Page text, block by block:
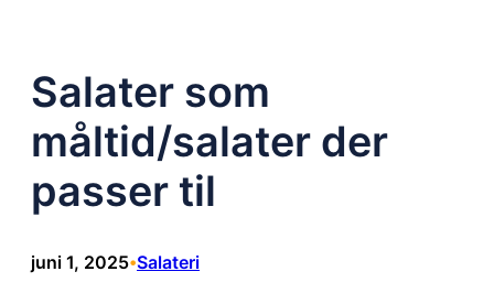
Salater som
måltid/salater der
passer til
juni 1, 2025•Salateri